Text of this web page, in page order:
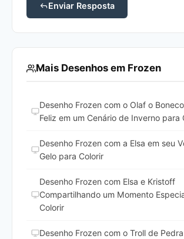
Enviar Resposta
Mais Desenhos em Frozen
Desenho Frozen com o Olaf o
Feliz em um Cenário de Inverno para
Desenho Frozen com a Elsa em seu
Gelo para Colorir
Desenho Frozen com Elsa e Kristoff
Compartilhando um Momento
Colorir
Desenho Frozen com o Troll de